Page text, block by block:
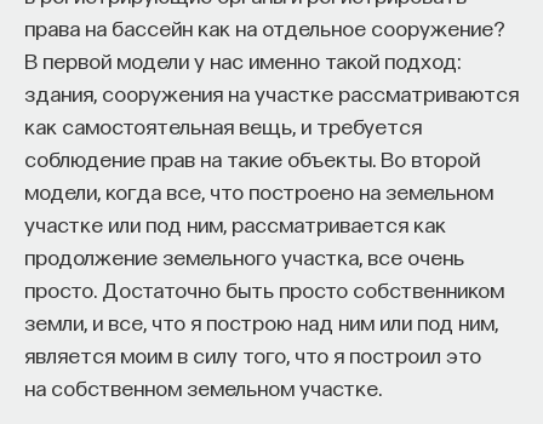
права на бассейн как на отдельное сооружение?
В первой модели у нас именно такой подход:
здания, сооружения на участке рассматриваются
как самостоятельная вещь, и требуется
соблюдение прав на такие объекты. Во второй
модели, когда все, что построено на земельном
участке или под ним, рассматривается как
продолжение земельного участка, все очень
просто. Достаточно быть просто собственником
земли, и все, что я построю над ним или под ним,
является моим в силу того, что я построил это
на собственном земельном участке.
оно формируется. Нам долго казалось, что
преподаватель может просто хорошо и логично
изложить материал, а студент — зафиксировать
его и затем воспроизвести. Но самый важный
момент происходит потом, когда человек
остается один на один с этим материалом
и пытается что-то с ним сделать. И получается,
что настоящее образование происходит
не в аудитории, а за ее пределами».
ИИ полезен не как костыль, а как
сложный собеседник